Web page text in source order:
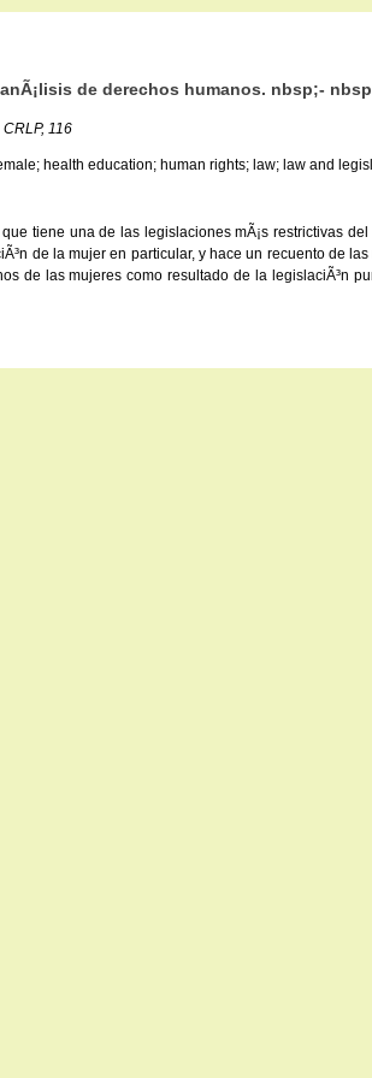
de derechos humanos. nbsp;-
116
health education; human rights; law; law and
tiene una de las legislaciones mÃ¡s restrictivas
de la mujer en particular, y hace un recuento de
de las mujeres como resultado de la legislaciÃ³n